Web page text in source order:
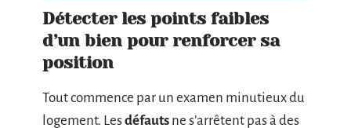
Détecter les points faibles
d’un bien pour renforcer sa
position
Tout commence par un examen minutieux du
logement. Lesdéfauts ne s’arrêtent pas à des